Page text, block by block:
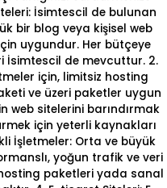
İsimtescil de bulunan
bir blog veya kişisel web
uygundur. Her bütçeye
İsimtescil de mevcuttur. 2.
için, limitsiz hosting
ve üzeri paketler uygun
web sitelerini barındırmak
için yeterli kaynakları
İşletmeler: Orta ve büyük
yoğun trafik ve veri
paketleri yada sanal